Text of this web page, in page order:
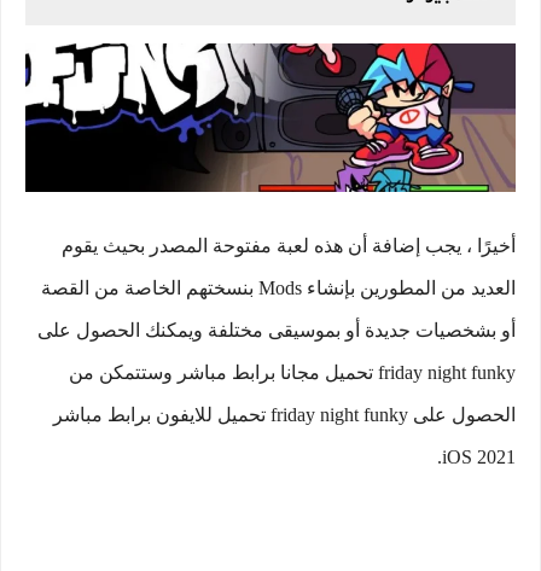
أخيرًا ، يجب إضافة أن هذه لعبة مفتوحة المصدر بحيث يقوم
العديد من المطورين بإنشاء Mods بنسختهم الخاصة من القصة
أو بشخصيات جديدة أو بموسيقى مختلفة ويمكنك الحصول على
friday night funky تحميل مجانا برابط مباشر وستتمكن من
الحصول على friday night funky تحميل للايفون برابط مباشر
iOS 2021.